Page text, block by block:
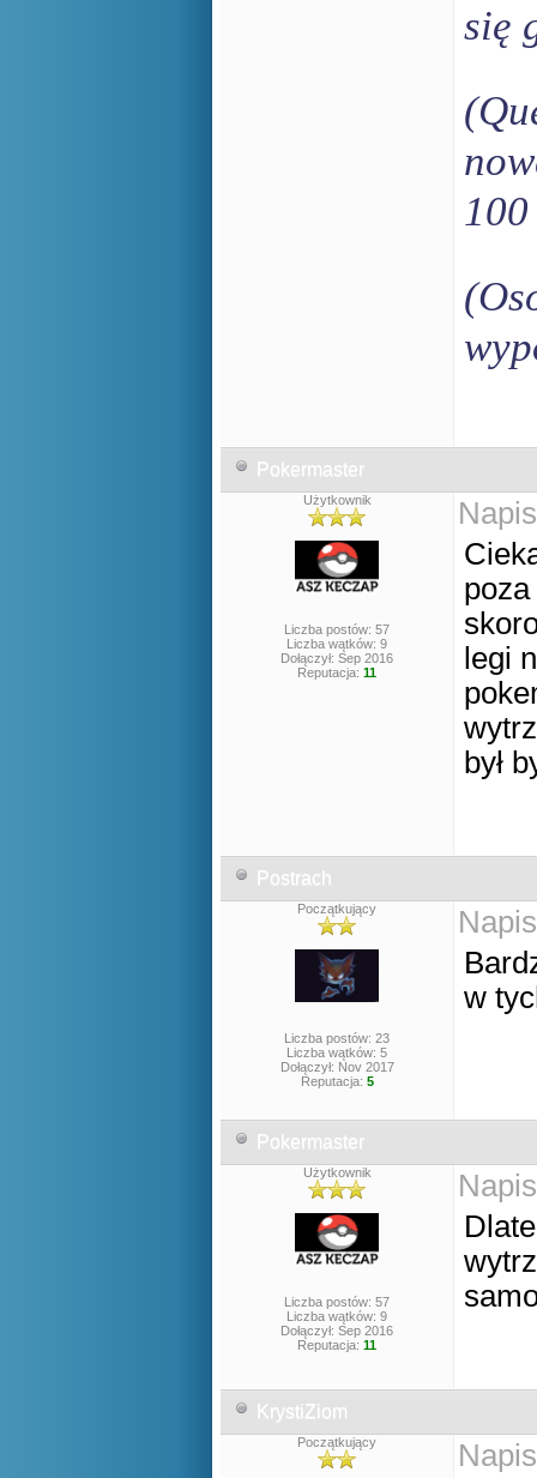
się
Pokermaster
Użytkownik
Liczba postów: 57
Liczba wątków: 9
Dołączył: Sep 2016
Reputacja: 11
legi
był
Postrach
Początkujący
Liczba postów: 23
Liczba wątków: 5
Dołączył: Nov 2017
Reputacja: 5
w
Pokermaster
Użytkownik
Liczba postów: 57
Liczba wątków: 9
Dołączył: Sep 2016
Reputacja: 11
KrystiZiom
Początkujący